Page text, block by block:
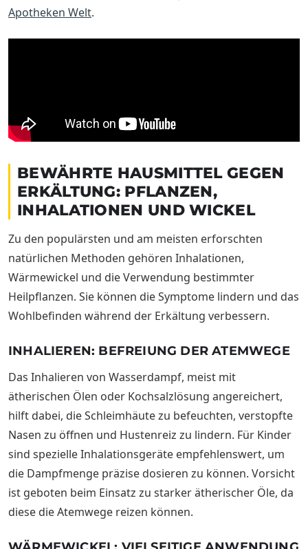
Apotheken Welt.
BEWÄHRTE HAUSMITTEL GEGEN
ERKÄLTUNG: PFLANZEN,
INHALATIONEN UND WICKEL
Zu den populärsten und am meisten erforschten
natürlichen Methoden gehören Inhalationen,
Wärmewickel und die Verwendung bestimmter
Heilpflanzen. Sie können die Symptome lindern und das
Wohlbefinden während der Erkältung verbessern.
INHALIEREN: BEFREIUNG DER ATEMWEGE
Das Inhalieren von Wasserdampf, meist mit
ätherischen Ölen oder Kochsalzlösung angereichert,
hilft dabei, die Schleimhäute zu befeuchten, verstopfte
Nasen zu öffnen und Hustenreiz zu lindern. Für Kinder
sind spezielle Inhalationsgeräte empfehlenswert, um
die Dampfmenge präzise dosieren zu können. Vorsicht
ist geboten beim Einsatz zu starker ätherischer Öle, da
diese die Atemwege reizen können.